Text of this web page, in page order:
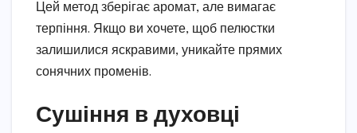
Цей метод зберігає аромат, але вимагає
терпіння. Якщо ви хочете, щоб пелюстки
залишилися яскравими, уникайте прямих
сонячних променів.
Сушіння в духовці